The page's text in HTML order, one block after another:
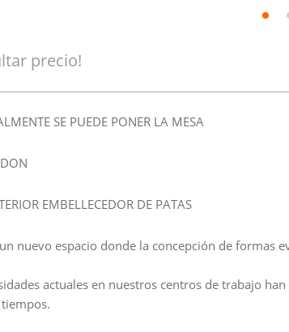
precio!
SE PUEDE PONER LA MESA
EMBELLECEDOR DE PATAS
nuevo espacio donde la concepción de formas
actuales en nuestros centros de trabajo